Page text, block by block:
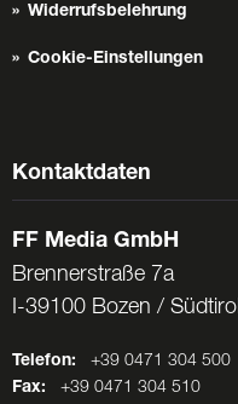
Widerrufsbelehrung
Cookie-Einstellungen
Kontaktdaten
FF Media GmbH
Brennerstraße 7a
I-39100 Bozen / Südtirol
Telefon: +39 0471 304 500
Fax: +39 0471 304 510